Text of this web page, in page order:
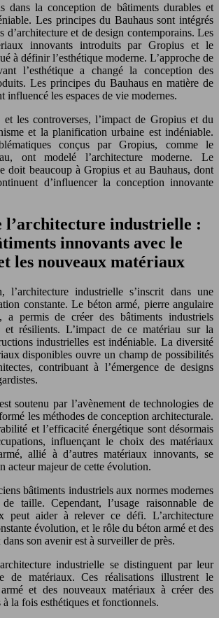
dans la conception de bâtiments durables et
Les principes du Bauhaus sont intégrés
d’architecture et de design contemporains. Les
innovants introduits par Gropius et le
à définir l’esthétique moderne. L’approche de
l’esthétique a changé la conception des
Les principes du Bauhaus en matière de
influencé les espaces de vie modernes.
les controverses, l’impact de Gropius et du
et la planification urbaine est indéniable.
conçus par Gropius, comme le
ont modelé l’architecture moderne. Le
doit beaucoup à Gropius et au Bauhaus, dont
d’influencer la conception innovante
l’architecture industrielle :
innovants avec le
les nouveaux matériaux
l’architecture industrielle s’inscrit dans une
constante. Le béton armé, pierre angulaire
a permis de créer des bâtiments industriels
et résilients. L’impact de ce matériau sur la
industrielles est indéniable. La diversité
disponibles ouvre un champ de possibilités
contribuant à l’émergence de designs
soutenu par l’avènement de technologies de
les méthodes de conception architecturale.
et l’efficacité énergétique sont désormais
influençant le choix des matériaux
allié à d’autres matériaux innovants, se
acteur majeur de cette évolution.
bâtiments industriels aux normes modernes
taille. Cependant, l’usage raisonnable de
peut aider à relever ce défi. L’architecture
évolution, et le rôle du béton armé et des
son avenir est à surveiller de près.
industrielle se distinguent par leur
de matériaux. Ces réalisations illustrent le
et des nouveaux matériaux à créer des
la fois esthétiques et fonctionnels.